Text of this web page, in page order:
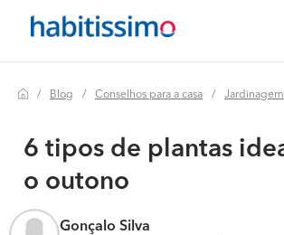
Blog Conselhos para a casa Jardinagem
6 tipos de plantas
o outono
Gonçalo Silva